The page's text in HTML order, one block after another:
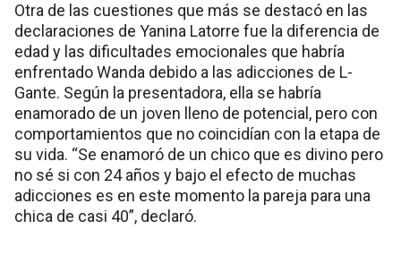
Otra de las cuestiones que más se destacó en las
declaraciones de Yanina Latorre fue la diferencia de
edad y las dificultades emocionales que habría
enfrentado Wanda debido a las adicciones de L-
Gante. Según la presentadora, ella se habría
enamorado de un joven lleno de potencial, pero con
comportamientos que no coincidían con la etapa de
su vida. “Se enamoró de un chico que es divino pero
no sé si con 24 años y bajo el efecto de muchas
adicciones es en este momento la pareja para una
chica de casi 40”, declaró.